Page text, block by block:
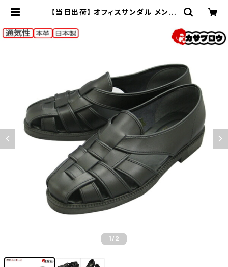
【当日出荷】 オフィスサンダル メンズ
ジネスシューズ S1000 ドライビング
本革 通気性 日本製 おすすめ 昭和レ
トロ ロングセラー 定番品 | 長靴・サ
1 /2